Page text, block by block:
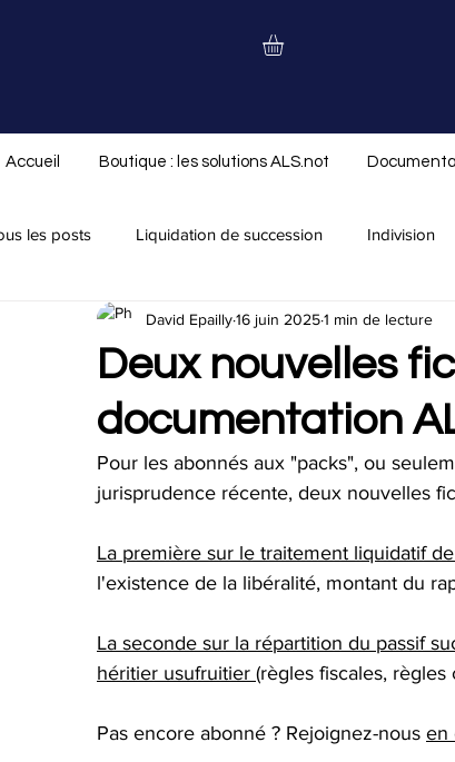
Accueil Boutique : les solutions ALS.not
les posts Liquidation de succession Indivision
Nouveauté ALS.not Divorce/séparation
Assurance-vie Testament Réserve et réduction
Offre spéciale -20% Liquidation de communauté
Donation-partage Déclaration de succession
Deux nouvelles
documentation
David Epailly16 juin 20251 min de lecture
Pour les abonnés aux "packs", ou
jurisprudence récente, deux nouvelles
La première sur le traitement liquidatif
l'existence de la libéralité, montant du
La seconde sur la répartition du passif
héritier usufruitier (règles fiscales, règles
Pas encore abonné ? Rejoignez-nous en